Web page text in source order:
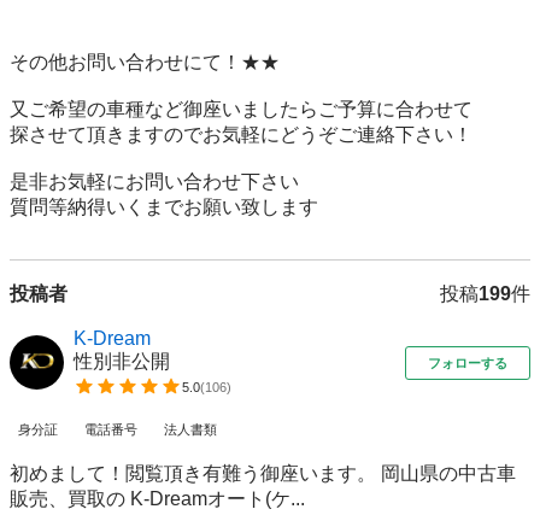
その他お問い合わせにて！★★
又ご希望の車種など御座いましたらご予算に合わせて
探させて頂きますのでお気軽にどうぞご連絡下さい！
是非お気軽にお問い合わせ下さい
質問等納得いくまでお願い致します
投稿者 投稿199件
K-Dream
性別非公開
5.0(106)
フォローする
身分証 電話番号 法人書類
初めまして！閲覧頂き有難う御座います。 岡山県の中古車
販売、買取の K-Dreamオート(ケ...